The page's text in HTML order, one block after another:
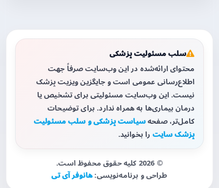
سلب مسئولیت پزشکی
محتوای ارائه‌شده در این وب‌سایت صرفاً جهت
اطلاع‌رسانی عمومی است و جایگزین ویزیت پزشک
نیست. این وب‌سایت مسئولیتی برای تشخیص یا
درمان بیماری‌ها به همراه ندارد. برای توضیحات
کامل‌تر، صفحهسیاست پزشکی و سلب مسئولیت
پزشک سایت را بخوانید.
© 2026 کلیه حقوق محفوظ است.
طراحی و برنامه‌نویسی:هانوفر آی تی